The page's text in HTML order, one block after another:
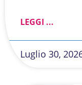
LEGGI ...
Luglio 30,